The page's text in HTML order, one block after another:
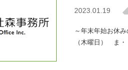
2023.01.19
～年末年始お休
（木曜日） ま・